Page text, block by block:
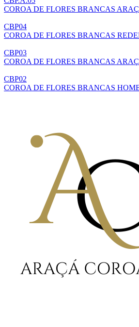
COROA DE FLORES BRANCAS
CBP04
COROA DE FLORES BRANCAS
CBP03
COROA DE FLORES BRANCAS
CBP02
COROA DE FLORES BRANCAS